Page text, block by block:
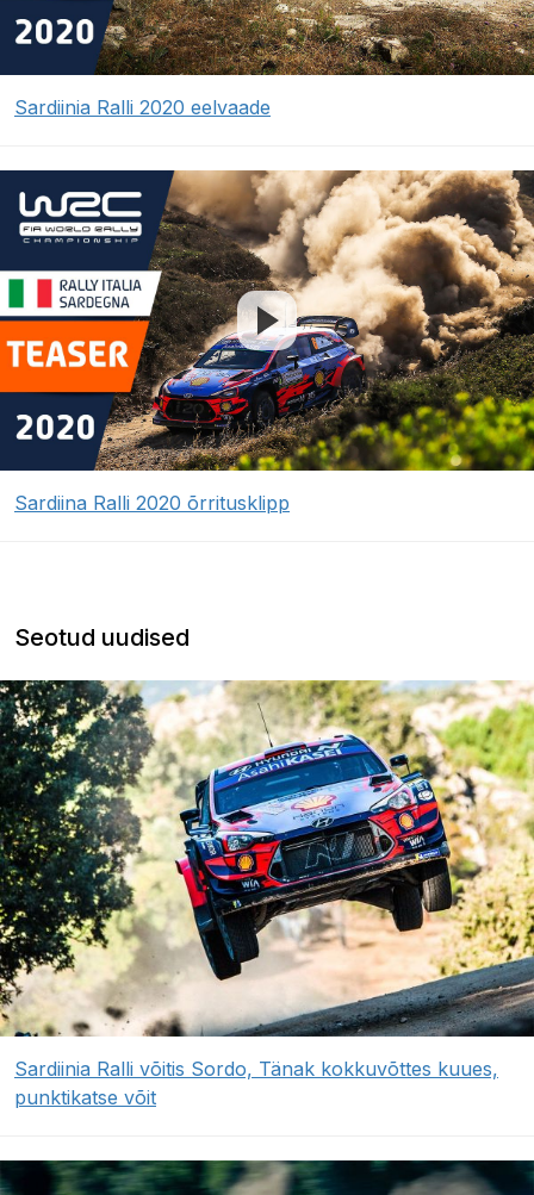
Sardiinia Ralli 2020 eelvaade
Sardiina Ralli 2020 õrritusklipp
Seotud uudised
Sardiinia Ralli võitis Sordo, Tänak kokkuvõttes kuues,
punktikatse võit